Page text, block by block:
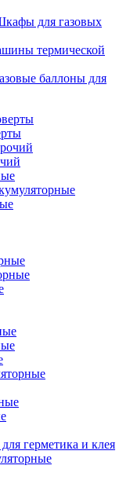
для газовых
термической
баллоны для
герметика и клея